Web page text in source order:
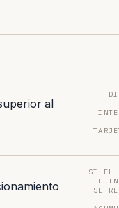
al
SI EL
TE
SE